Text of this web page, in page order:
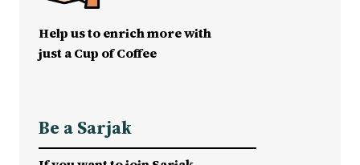
Help us to enrich more with
just a Cup of Coffee
Be a Sarjak